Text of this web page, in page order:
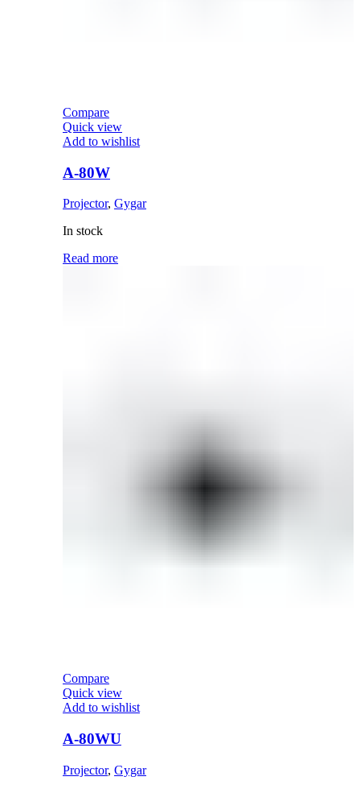
Compare
Quick view
Add to wishlist
A-80W
Projector, Gygar
In stock
Read more
Compare
Quick view
Add to wishlist
A-80WU
Projector, Gygar